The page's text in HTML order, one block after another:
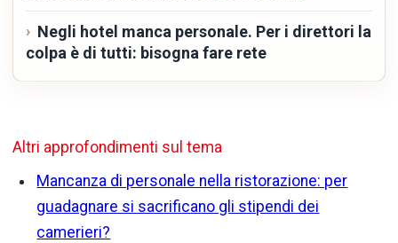
Negli hotel manca personale. Per i direttori la
colpa è di tutti: bisogna fare rete
Altri approfondimenti sul tema
Mancanza di personale nella ristorazione: per
guadagnare si sacrificano gli stipendi dei
camerieri?